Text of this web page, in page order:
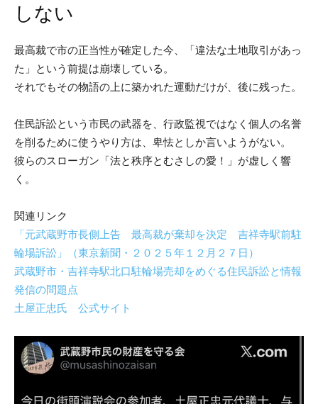
しない
最高裁で市の正当性が確定した今、「違法な土地取引があっ
た」という前提は崩壊している。
それでもその物語の上に築かれた運動だけが、後に残った。
住民訴訟という市民の武器を、行政監視ではなく個人の名誉
を削るために使うやり方は、卑怯としか言いようがない。
彼らのスローガン「法と秩序とむさしの愛！」が虚しく響
く。
関連リンク
「元武蔵野市長側上告 最高裁が棄却を決定 吉祥寺駅前駐
輪場訴訟」（東京新聞・２０２５年１２月２７日）
武蔵野市・吉祥寺駅北口駐輪場売却をめぐる住民訴訟と情報
発信の問題点
土屋正忠氏 公式サイト